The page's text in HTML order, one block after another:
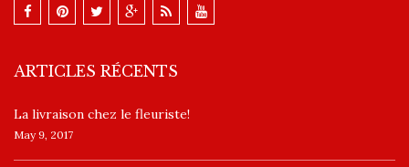
ARTICLES RÉCENTS
La livraison chez le fleuriste!
May 9, 2017